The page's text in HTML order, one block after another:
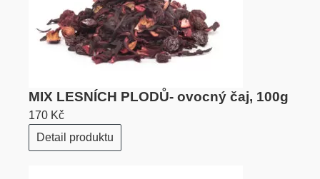
MIX LESNÍCH PLODŮ- ovocný čaj, 100g
170 Kč
Detail produktu